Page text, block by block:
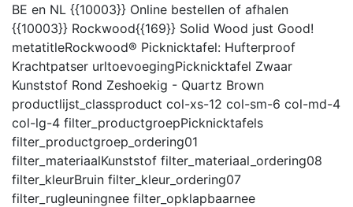
BE en NL {{10003}} Online bestellen of afhalen
{{10003}} Rockwood{{169}} Solid Wood just Good!
metatitleRockwood® Picknicktafel: Hufterproof
Krachtpatser urltoevoegingPicknicktafel Zwaar
Kunststof Rond Zeshoekig - Quartz Brown
productlijst_classproduct col-xs-12 col-sm-6 col-md-4
col-lg-4 filter_productgroepPicknicktafels
filter_productgroep_ordering01
filter_materiaalKunststof filter_materiaal_ordering08
filter_kleurBruin filter_kleur_ordering07
filter_rugleuningnee filter_opklapbaarnee